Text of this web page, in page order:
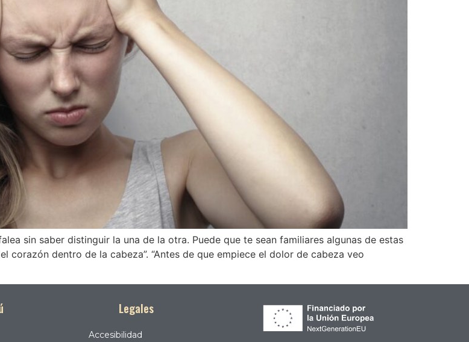
sin saber distinguir la una de la otra. Puede que te sean familiares algunas de estas
corazón dentro de la cabeza”. “Antes de que empiece el dolor de cabeza veo
Legales
Accesibilidad